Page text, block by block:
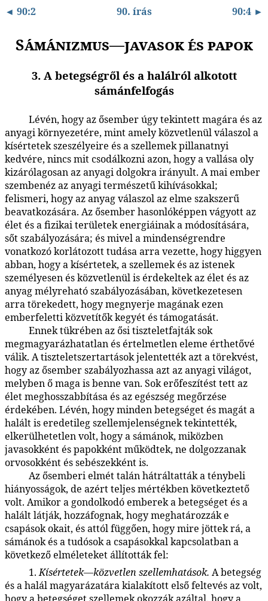
◄ 90:2 90. írás 90:4 ►
Sámánizmus—javasok és papok
3. A betegségről és a halálról alkotott
sámánfelfogás
Lévén, hogy az ősember úgy tekintett magára és az
anyagi környezetére, mint amely közvetlenül válaszol a
kísértetek szeszélyeire és a szellemek pillanatnyi
kedvére, nincs mit csodálkozni azon, hogy a vallása oly
kizárólagosan az anyagi dolgokra irányult. A mai ember
szembenéz az anyagi természetű kihívásokkal;
felismeri, hogy az anyag válaszol az elme szakszerű
beavatkozására. Az ősember hasonlóképpen vágyott az
élet és a fizikai területek energiáinak a módosítására,
sőt szabályozására; és mivel a mindenségrendre
vonatkozó korlátozott tudása arra vezette, hogy higgyen
abban, hogy a kísértetek, a szellemek és az istenek
személyesen és közvetlenül is érdekeltek az élet és az
anyag mélyreható szabályozásában, következetesen
arra törekedett, hogy megnyerje magának ezen
emberfeletti közvetítők kegyét és támogatását.
Ennek tükrében az ősi tiszteletfajták sok
megmagyarázhatatlan és értelmetlen eleme érthetővé
válik. A tiszteletszertartások jelentették azt a törekvést,
hogy az ősember szabályozhassa azt az anyagi világot,
melyben ő maga is benne van. Sok erőfeszítést tett az
élet meghosszabbítása és az egészség megőrzése
érdekében. Lévén, hogy minden betegséget és magát a
halált is eredetileg szellemjelenségnek tekintették,
elkerülhetetlen volt, hogy a sámánok, miközben
javasokként és papokként működtek, ne dolgozzanak
orvosokként és sebészekként is.
Az ősemberi elmét talán hátráltatták a ténybeli
hiányosságok, de azért teljes mértékben következtető
volt. Amikor a gondolkodó emberek a betegséget és a
halált látják, hozzáfognak, hogy meghatározzák e
csapások okait, és attól függően, hogy mire jöttek rá, a
sámánok és a tudósok a csapásokkal kapcsolatban a
következő elméleteket állították fel:
1.Kísértetek—közvetlen szellemhatások. A betegség
és a halál magyarázatára kialakított első feltevés az volt,